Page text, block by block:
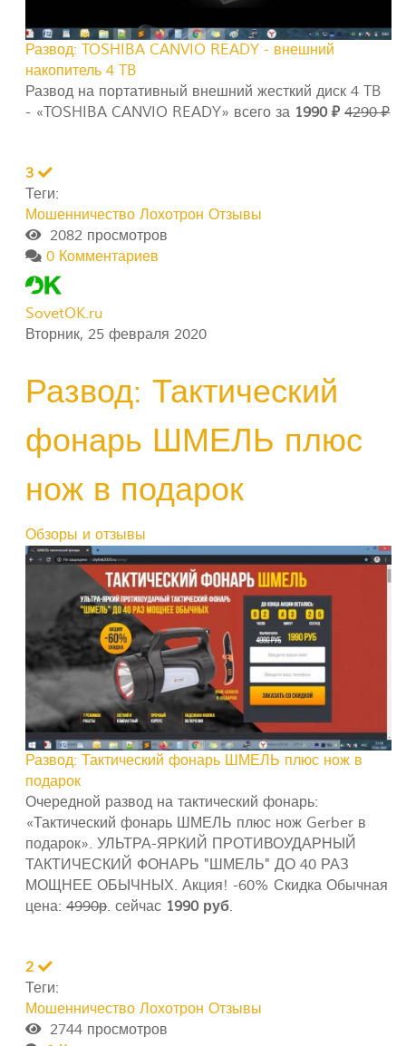
Развод: TOSHIBA CANVIO READY - внешний
накопитель 4 TB
Развод на портативный внешний жесткий диск 4 TB
- «TOSHIBA CANVIO READY» всего за 1990 ₽ 4290 ₽
3
Теги:
Мошенничество Лохотрон Отзывы
2082 просмотров
0 Комментариев
SovetOK.ru
Вторник, 25 февраля 2020
Развод: Тактический
фонарь ШМЕЛЬ плюс
нож в подарок
Обзоры и отзывы
Развод: Тактический фонарь ШМЕЛЬ плюс нож в
подарок
Очередной развод на тактический фонарь:
«Тактический фонарь ШМЕЛЬ плюс нож Gerber в
подарок». УЛЬТРА-ЯРКИЙ ПРОТИВОУДАРНЫЙ
ТАКТИЧЕСКИЙ ФОНАРЬ "ШМЕЛЬ" ДО 40 РАЗ
МОЩНЕЕ ОБЫЧНЫХ. Акция! -60% Скидка Обычная
цена:4990р. сейчас 1990 руб.
2
Теги:
Мошенничество Лохотрон Отзывы
2744 просмотров